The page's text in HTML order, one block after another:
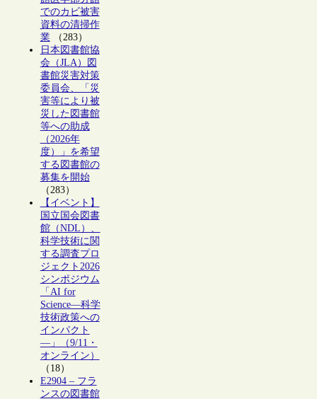
でのカビ被害
資料の清掃作
業（283）
日本図書館協
会（JLA）図
書館災害対策
委員会、「災
害等により被
災した図書館
等への助成
（2026年
度）」を希望
する図書館の
募集を開始
（283）
【イベント】
国立国会図書
館（NDL）、
科学技術に関
する調査プロ
ジェクト2026
シンポジウム
「AI for
Science―科学
技術政策への
インパクト
―」（9/11・
オンライン）
（18）
E2904 – フラ
ンスの図書館